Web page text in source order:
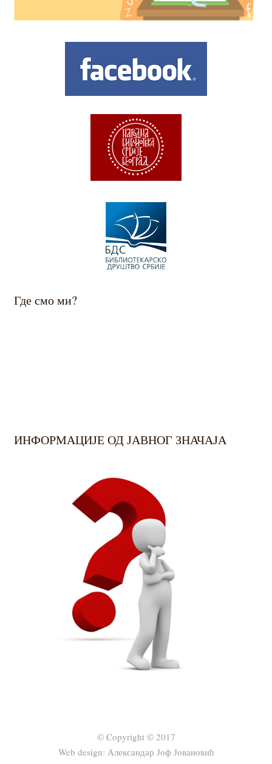
Где смо ми?
ИНФОРМАЦИЈЕ ОД ЈАВНОГ ЗНАЧАЈА
© Copyright © 2017
Web design: Александар Јоф Јовановић